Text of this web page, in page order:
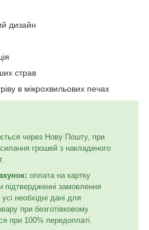
дизайн
страв
в мікрохвильових печах
через Нову Пошту, при
грошей з накладеного
оплата на картку
замовлення
необхідні дані для
при безготівковому
при 100% передоплаті.